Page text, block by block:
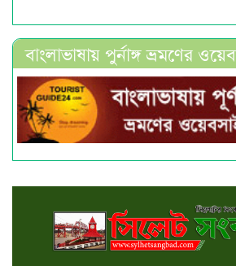
বাংলাভাষায় পুর্নাঙ্গ ভ্রমণের